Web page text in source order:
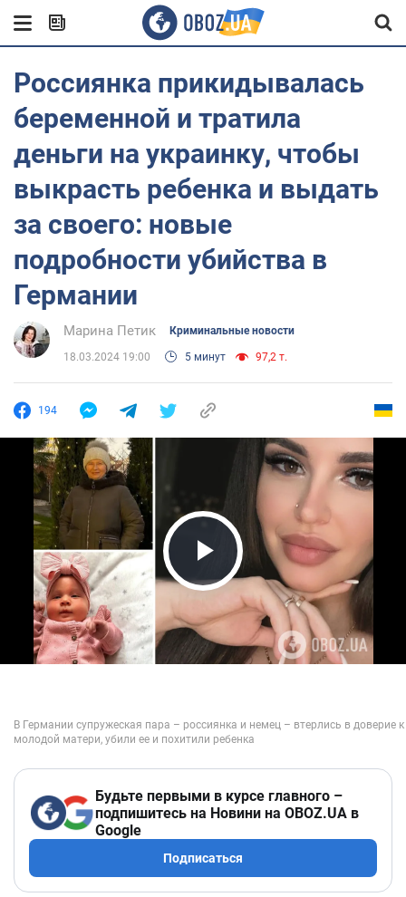
Россиянка прикидывалась
беременной и тратила
деньги на украинку, чтобы
выкрасть ребенка и выдать
за своего: новые
подробности убийства в
Германии
Марина Петик Криминальные новости
18.03.2024 19:00 5 минут 97,2 т.
194
Play Video
Будьте первыми в курсе главного –
подпишитесь на Новини на OBOZ.UA в
Google
Подписаться